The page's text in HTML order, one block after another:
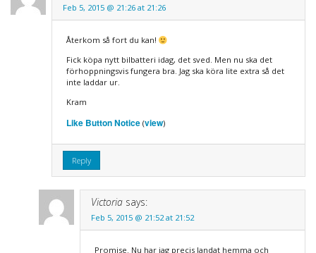
Feb 5, 2015 @ 21:26 at 21:26
Återkom så fort du kan!
Fick köpa nytt bilbatteri idag, det sved. Men nu ska det
förhoppningsvis fungera bra. Jag ska köra lite extra så det
inte laddar ur.
Kram
Like Button Notice(view)
Reply
Victoria says:
Feb 5, 2015 @ 21:52 at 21:52
Promise. Nu har jag precis landat hemma och